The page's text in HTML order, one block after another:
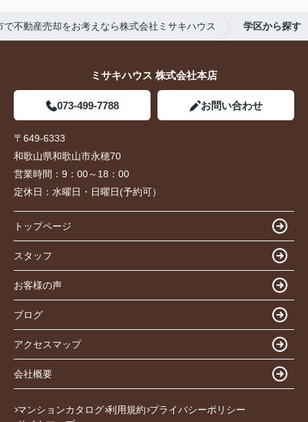
で不動産売却をお考えなら株式会社ミサキハウス 学区から探す
ミサキハウス 株式会社本店
073-499-7788 お問い合わせ
〒649-6333
和歌山県和歌山市永穂70
営業時間： 9：00～18：00
定休日： 水曜日・日曜日(予約可）
トップページ
スタッフ
お客様の声
ブログ
アクセスマップ
会社概要
マンションカタログ 利用規約 プライバシーポリシー